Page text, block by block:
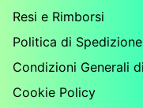
Resi e Rimborsi
Politica di Spedizione
Condizioni Generali
Cookie Policy